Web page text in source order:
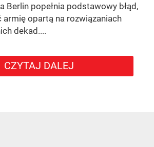
Berlin popełnia podstawowy błąd,
opartą na rozwiązaniach
dekad....
CZYTAJ DALEJ